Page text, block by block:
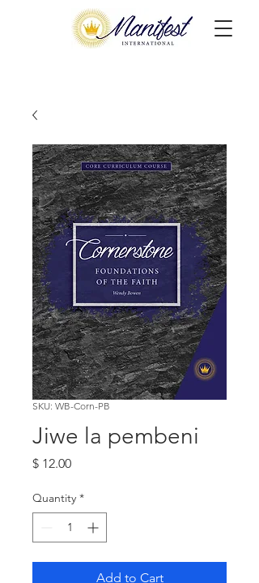
SKU: WB-Corn-PB
Jiwe la pembeni
$ 12.00Price
Quantity *
Add to Cart